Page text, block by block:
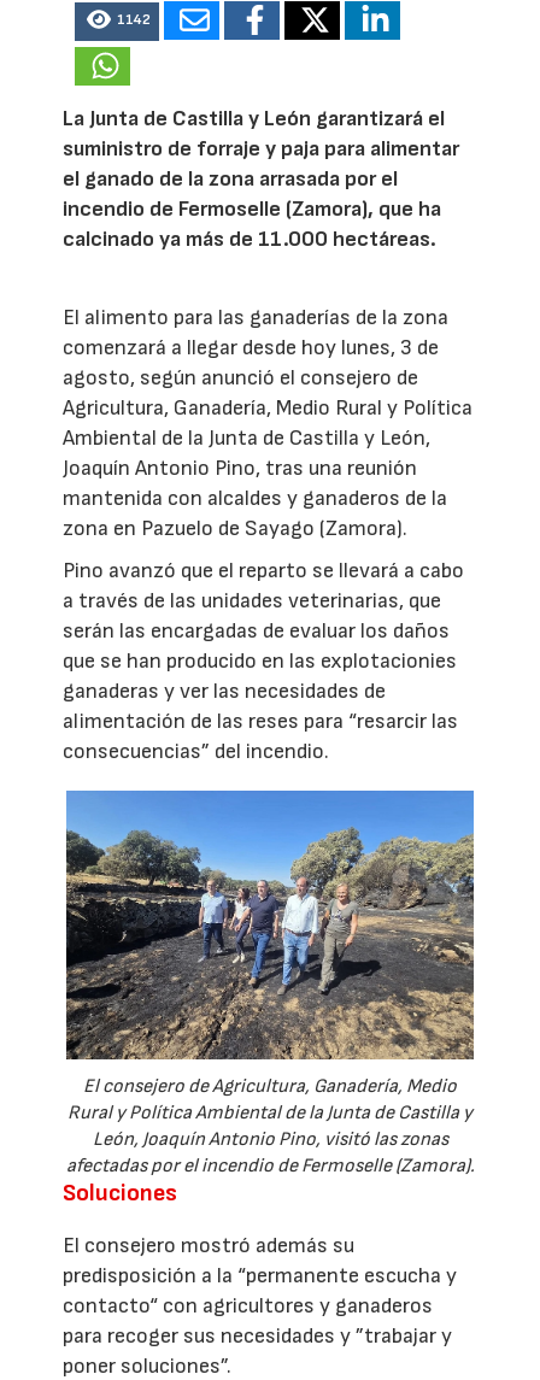
1142
La Junta de Castilla y León garantizará el
suministro de forraje y paja para alimentar
el ganado de la zona arrasada por el
incendio de Fermoselle (Zamora), que ha
calcinado ya más de 11.000 hectáreas.
El alimento para las ganaderías de la zona
comenzará a llegar desde hoy lunes, 3 de
agosto, según anunció el consejero de
Agricultura, Ganadería, Medio Rural y Política
Ambiental de la Junta de Castilla y León,
Joaquín Antonio Pino, tras una reunión
mantenida con alcaldes y ganaderos de la
zona en Pazuelo de Sayago (Zamora).
Pino avanzó que el reparto se llevará a cabo
a través de las unidades veterinarias, que
serán las encargadas de evaluar los daños
que se han producido en las explotacionies
ganaderas y ver las necesidades de
alimentación de las reses para “resarcir las
consecuencias” del incendio.
El consejero de Agricultura, Ganadería, Medio
Rural y Política Ambiental de la Junta de Castilla y
León, Joaquín Antonio Pino, visitó las zonas
afectadas por el incendio de Fermoselle (Zamora).
Soluciones
El consejero mostró además su
predisposición a la “permanente escucha y
contacto“ con agricultores y ganaderos
para recoger sus necesidades y ”trabajar y
poner soluciones”.